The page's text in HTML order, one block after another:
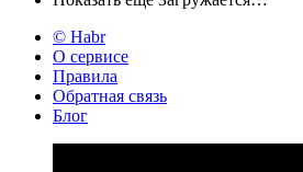
© Habr
О сервисе
Правила
Обратная связь
Блог